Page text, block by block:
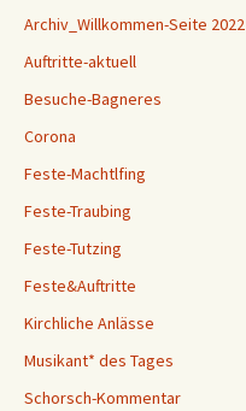
Archiv_Willkommen-Seite 2022
Auftritte-aktuell
Besuche-Bagneres
Corona
Feste-Machtlfing
Feste-Traubing
Feste-Tutzing
Feste&Auftritte
Kirchliche Anlässe
Musikant* des Tages
Schorsch-Kommentar